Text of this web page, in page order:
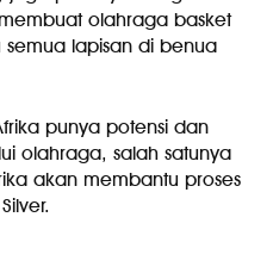
olahraga basket
lapisan di benua
punya potensi dan
olahraga, salah satunya
akan membantu proses